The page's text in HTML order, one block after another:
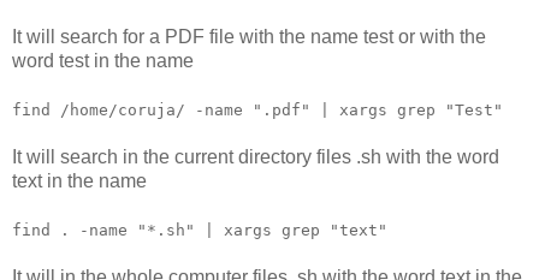
It will search for a PDF file with the name test or with the
word test in the name
find /home/coruja/ -name ".pdf" | xargs grep "Test"
It will search in the current directory files .sh with the word
text in the name
find . -name "*.sh" | xargs grep "text"